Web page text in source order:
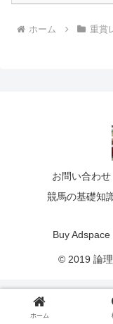
ホーム 重賞
お問い合わせ
競馬の基礎知
Buy Adspace
© 2019 論
ホーム